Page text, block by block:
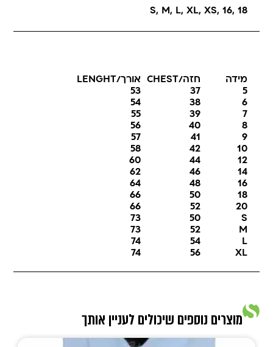
S, M, L, XL, XS, 16, 18
מידה חזה/CHEST
אורך/LENGHT
5
37
53
6
38
54
7
39
55
8
40
56
9
41
57
10
42
58
12
44
60
14
46
62
16
48
64
18
50
66
20
52
66
S
50
73
M
52
73
L
54
74
XL
56
74
מוצרים נוספים שיכולים לעניין אותך